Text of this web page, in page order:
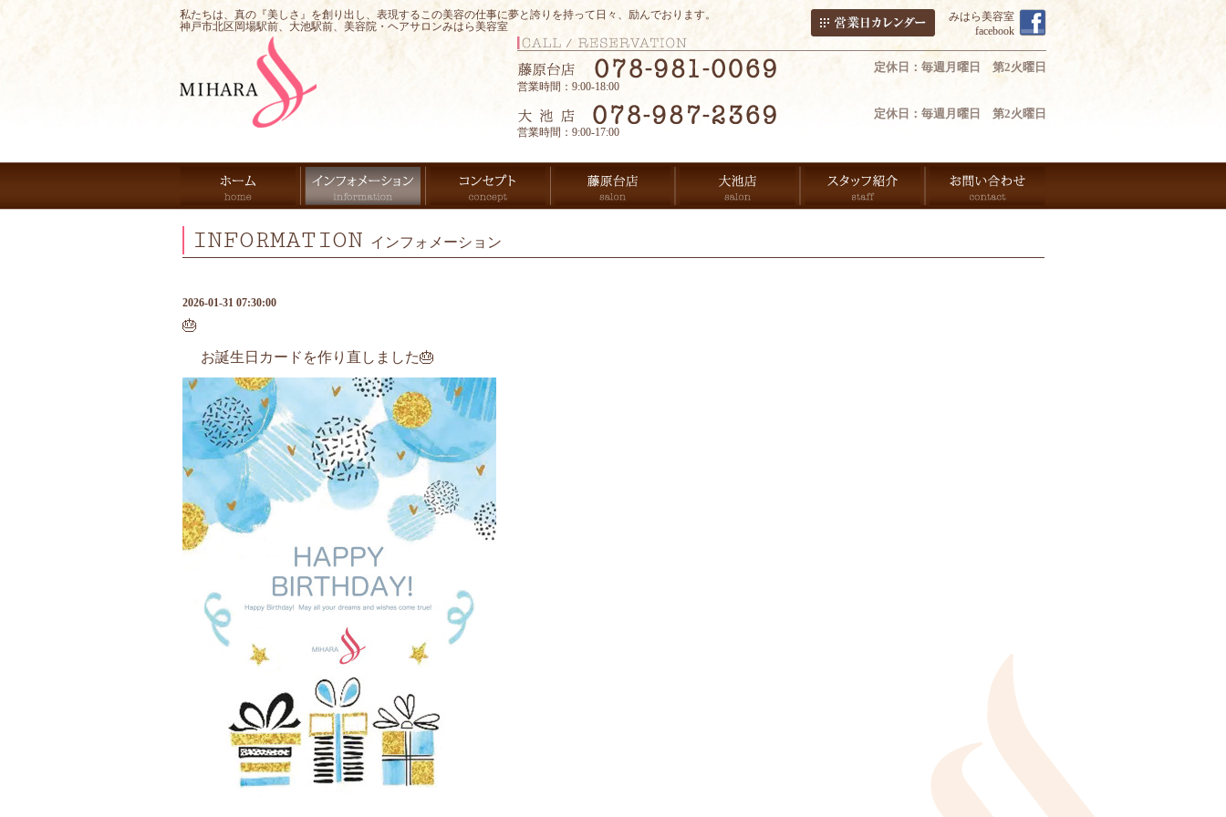
私たちは、真の『美しさ』を創り出し、表現するこの美容の仕事に夢と誇りを持って日々、励んでおります。
神戸市北区岡場駅前、大池駅前、美容院・ヘアサロンみはら美容室
みはら美容室
facebook
定休日：毎週月曜日 第2火曜日
営業時間：9:00-18:00
定休日：毎週月曜日 第2火曜日
営業時間：9:00-17:00
INFORMATION インフォメーション
2026-01-31 07:30:00
🎂
お誕生日カードを作り直しました🎂